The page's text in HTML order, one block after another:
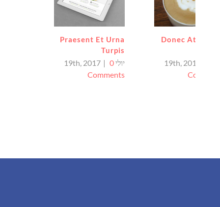
Praesent Et Urna
Turpis
יולי 19th, 2017 | 0
Comments
Donec At